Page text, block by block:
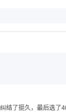
结了挺久，最后选